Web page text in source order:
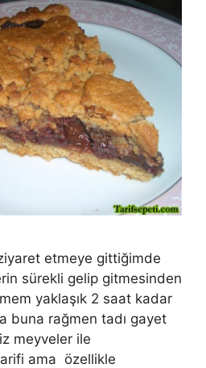
etmeye gittiğimde
sürekli gelip gitmesinden
yaklaşık 2 saat kadar
buna rağmen tadı gayet
meyveler ile
ama özellikle